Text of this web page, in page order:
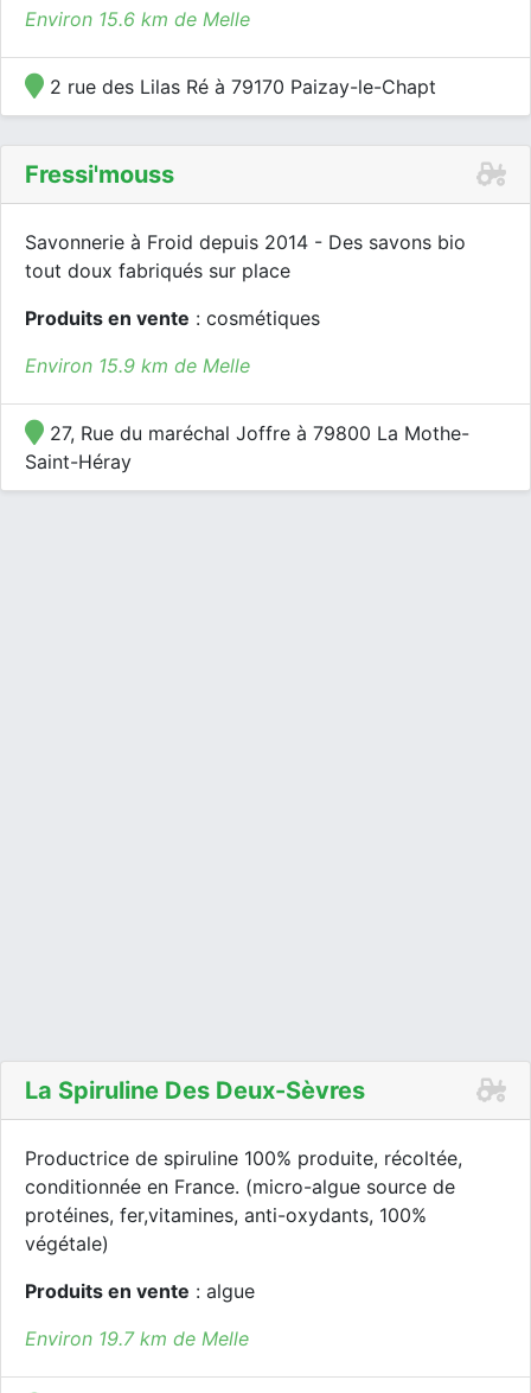
Environ 15.6 km de Melle
2 rue des Lilas Ré à 79170 Paizay-le-Chapt
Fressi'mouss
Savonnerie à Froid depuis 2014 - Des savons bio
tout doux fabriqués sur place
Produits en vente : cosmétiques
Environ 15.9 km de Melle
27, Rue du maréchal Joffre à 79800 La Mothe-
Saint-Héray
La Spiruline Des Deux-Sèvres
Productrice de spiruline 100% produite, récoltée,
conditionnée en France. (micro-algue source de
protéines, fer,vitamines, anti-oxydants, 100%
végétale)
Produits en vente : algue
Environ 19.7 km de Melle